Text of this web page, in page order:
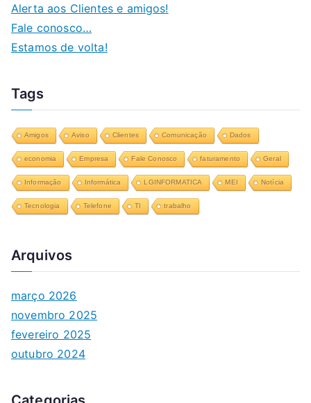
Alerta aos Clientes e amigos!
Fale conosco…
Estamos de volta!
Tags
Amigos Aviso Clientes Comunicação Dados
economia Empresa Fale Conosco faturamento Geral
Informação Informática LGINFORMATICA MEI Notícia
Tecnologia Telefone TI trabalho
Arquivos
março 2026
novembro 2025
fevereiro 2025
outubro 2024